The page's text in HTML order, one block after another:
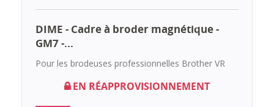
DIME - Cadre à broder magnétique -
GM7 -...
Pour les brodeuses professionnelles Brother VR
EN RÉAPPROVISIONNEMENT